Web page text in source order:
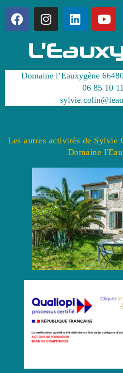
Domaine l’Eauxygène
06 85 10
Les autres activités de Sylvie
Domaine